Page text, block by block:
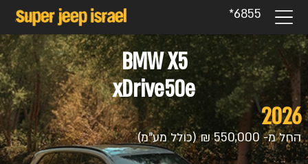
6855*
BMW X5
xDrive50e
2026
החל מ- 550,000 ₪ (כולל מע"מ)